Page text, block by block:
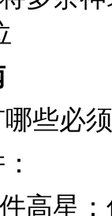
些必
高星